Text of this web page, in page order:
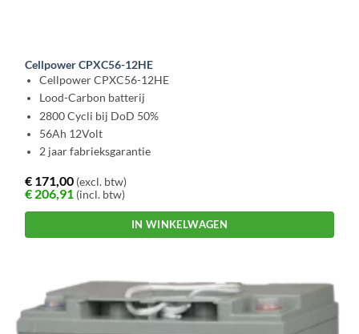
Cellpower CPXC56-12HE
Cellpower CPXC56-12HE
Lood-Carbon batterij
2800 Cycli bij DoD 50%
56Ah 12Volt
2 jaar fabrieksgarantie
€ 171,00 (excl. btw)
€ 206,91 (incl. btw)
IN WINKELWAGEN